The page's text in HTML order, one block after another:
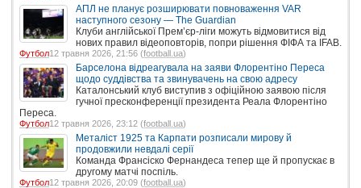
АПЛ не планує розширювати повноваження VAR
наступного сезону — The Guardian
Клуби англійської Прем’єр-ліги можуть відмовитися від
нових правил відеоповторів, попри рішення ФІФА та IFAB.
Футбол12 травня 2026, 21:56 (football.ua)
Барселона відреагувала на заяви Флорентіно Переса
щодо суддівства та звинувачень на свою адресу
Каталонський клуб виступив з офіційною заявою після
гучної пресконференції президента Реала Флорентіно
Переса.
Футбол12 травня 2026, 23:12 (football.ua)
Металіст 1925 та Карпати розписали мирову й
продовжили невдалі серії
Команда Франсіско Фернандеса тепер ще й пропускає в
другому матчі поспіль.
Футбол12 травня 2026, 20:09 (football.ua)